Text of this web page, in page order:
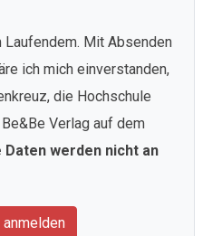
Laufendem. Mit Absenden
ich mich einverstanden,
die Hochschule
Verlag auf dem
Daten werden nicht an